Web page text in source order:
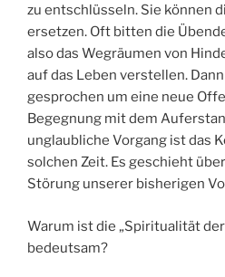
zu entschlüsseln. Sie können
ersetzen. Oft bitten die
also das Wegräumen von
auf das Leben verstellen.
gesprochen um eine neue
Begegnung mit dem
unglaubliche Vorgang ist das
solchen Zeit. Es geschieht
Störung unserer bisherigen
Warum ist die „Spiritualität
bedeutsam?